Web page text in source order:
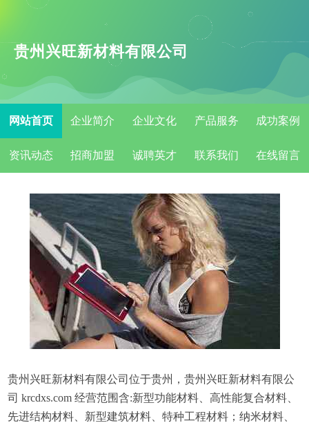
贵州兴旺新材料有限公司
网站首页 企业简介 企业文化 产品服务 成功案例
资讯动态 招商加盟 诚聘英才 联系我们 在线留言
贵州兴旺新材料有限公司位于贵州，贵州兴旺新材料有限公
司 krcdxs.com 经营范围含:新型功能材料、高性能复合材料、
先进结构材料、新型建筑材料、特种工程材料；纳米材料、